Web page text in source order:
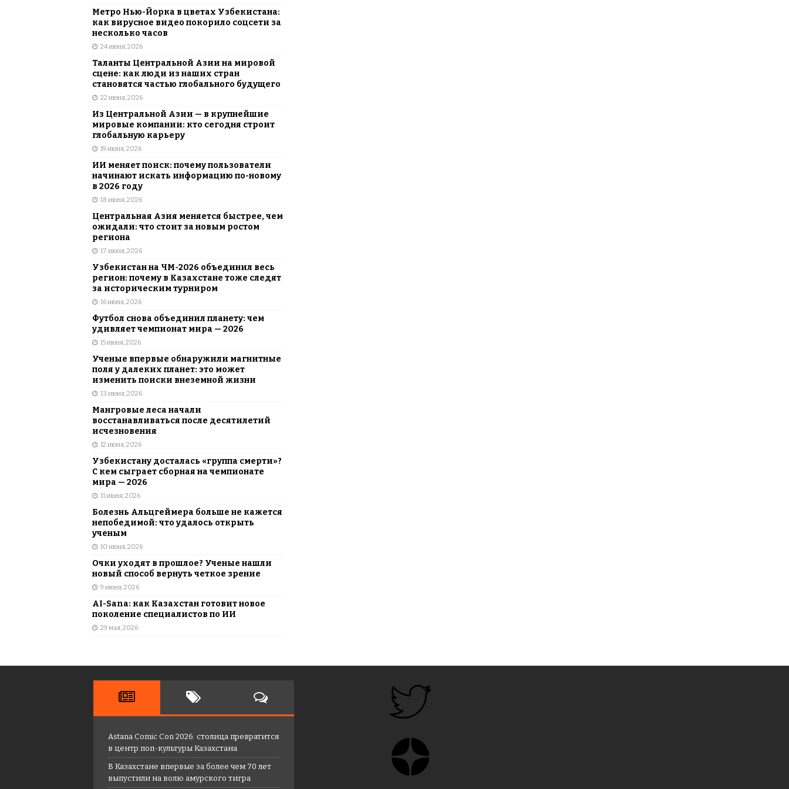
Метро Нью-Йорка в цветах Узбекистана:
как вирусное видео покорило соцсети за
несколько часов
24 июня, 2026
Таланты Центральной Азии на мировой
сцене: как люди из наших стран
становятся частью глобального будущего
22 июня, 2026
Из Центральной Азии — в крупнейшие
мировые компании: кто сегодня строит
глобальную карьеру
19 июня, 2026
ИИ меняет поиск: почему пользователи
начинают искать информацию по-новому
в 2026 году
18 июня, 2026
Центральная Азия меняется быстрее, чем
ожидали: что стоит за новым ростом
региона
17 июня, 2026
Узбекистан на ЧМ-2026 объединил весь
регион: почему в Казахстане тоже следят
за историческим турниром
16 июня, 2026
Футбол снова объединил планету: чем
удивляет чемпионат мира — 2026
15 июня, 2026
Ученые впервые обнаружили магнитные
поля у далеких планет: это может
изменить поиски внеземной жизни
13 июня, 2026
Мангровые леса начали
восстанавливаться после десятилетий
исчезновения
12 июня, 2026
Узбекистану досталась «группа смерти»?
С кем сыграет сборная на чемпионате
мира — 2026
11 июня, 2026
Болезнь Альцгеймера больше не кажется
непобедимой: что удалось открыть
ученым
10 июня, 2026
Очки уходят в прошлое? Ученые нашли
новый способ вернуть четкое зрение
9 июня, 2026
AI-Sana: как Казахстан готовит новое
поколение специалистов по ИИ
29 мая, 2026
Astana Comic Con 2026: столица превратится
в центр поп-культуры Казахстана
В Казахстане впервые за более чем 70 лет
выпустили на волю амурского тигра